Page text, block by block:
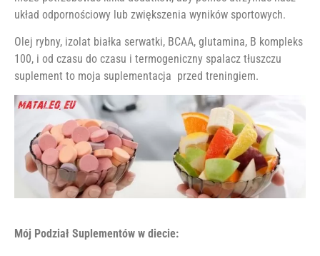
układ odpornościowy lub zwiększenia wyników sportowych.
Olej rybny, izolat białka serwatki, BCAA, glutamina, B kompleks
100, i od czasu do czasu i termogeniczny spalacz tłuszczu
suplement to moja suplementacja przed treningiem.
Mój Podział Suplementów w diecie: